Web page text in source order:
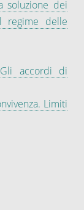
soluzione dei
regime delle
accordi di
Limiti